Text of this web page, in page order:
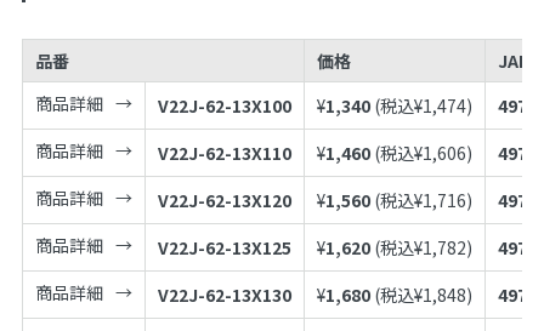
品番 価格
JAN
商品詳細
V22J-62-13X100 ¥1,340 (税込¥1,474)
商品詳細
V22J-62-13X110 ¥1,460 (税込¥1,606)
商品詳細
V22J-62-13X120 ¥1,560 (税込¥1,716)
商品詳細
V22J-62-13X125 ¥1,620 (税込¥1,782)
商品詳細
V22J-62-13X130 ¥1,680 (税込¥1,848)